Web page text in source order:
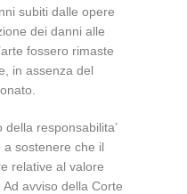
subiti dalle opere
dei danni alle
fossero rimaste
in assenza del
responsabilita’
sostenere che il
relative al valore
avviso della Corte